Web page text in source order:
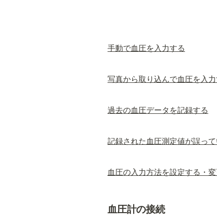
手動で血圧を入力する
写真から取り込んで血圧を入力
過去の血圧データを記録する
記録された血圧測定値が誤って
血圧の入力方法を設定する・
血圧計の接続